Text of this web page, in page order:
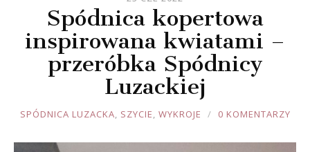
Spódnica kopertowa
inspirowana kwiatami –
przeróbka Spódnicy
Luzackiej
JOULE
SPÓDNICA LUZACKA, SZYCIE, WYKROJE 0 KOMENTARZY